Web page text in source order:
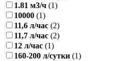
1.81 м3​/ч (1)
10000 (1)
11,6 л/час (2)
11,7 л/час (2)
12 л/час (1)
160-200 л/сутки (1)